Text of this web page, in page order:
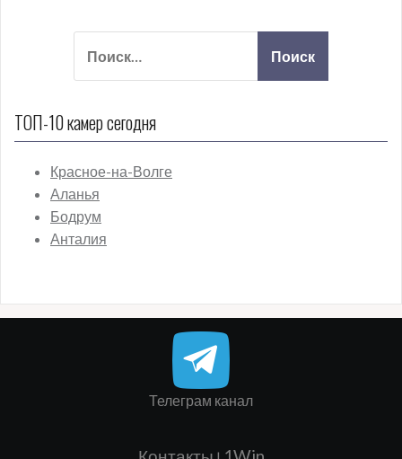
ТОП-10 камер сегодня
Телеграм канал